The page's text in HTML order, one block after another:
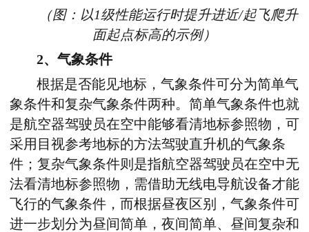
（图：以1级性能运行时提升进近/起飞爬升
面起点标高的示例）
2、气象条件
根据是否能见地标，气象条件可分为简单气
象条件和复杂气象条件两种。简单气象条件也就
是航空器驾驶员在空中能够看清地标参照物，可
采用目视参考地标的方法驾驶直升机的气象条
件；复杂气象条件则是指航空器驾驶员在空中无
法看清地标参照物，需借助无线电导航设备才能
飞行的气象条件，而根据昼夜区别，气象条件可
进一步划分为昼间简单，夜间简单、昼间复杂和